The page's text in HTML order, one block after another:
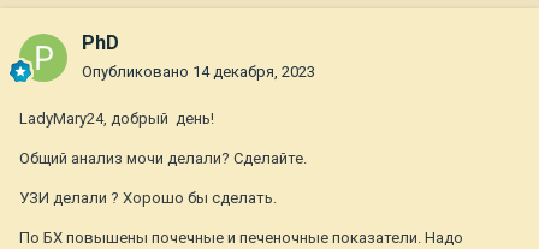
PhD
Опубликовано 14 декабря, 2023
LadyMary24, добрый день!
Общий анализ мочи делали? Сделайте.
УЗИ делали ? Хорошо бы сделать.
По БХ повышены почечные и печеночные показатели. Надо